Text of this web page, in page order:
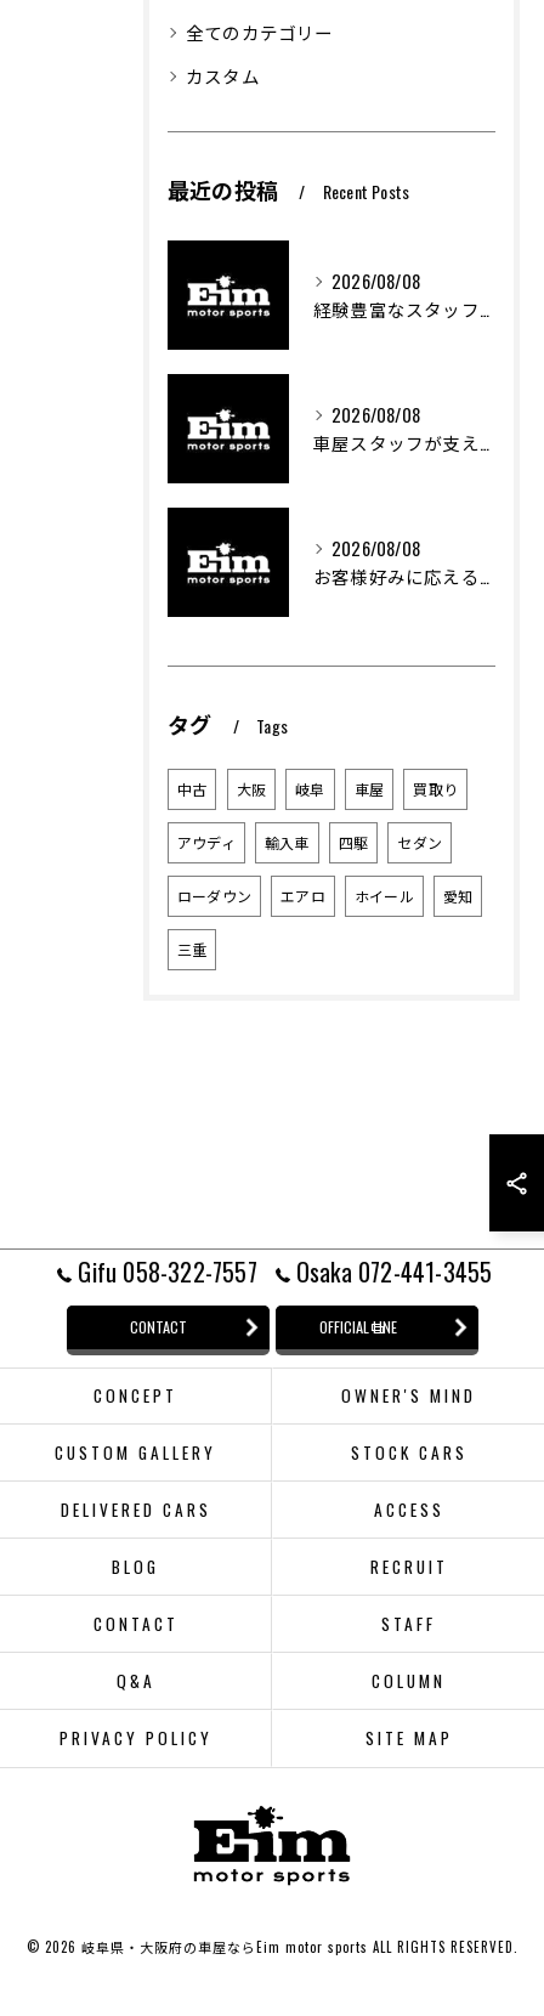
全てのカテゴリー
カスタム
最近の投稿 Recent Posts
2026/08/08
経験豊富なスタッフが創る車屋の魅力と技術
2026/08/08
車屋スタッフが支える車両カスタムの魅力と技術進化
2026/08/08
お客様好みに応える中古車選びのポイント
タグ Tags
中古 大阪 岐阜 車屋 買取り
アウディ 輸入車 四駆 セダン
ローダウン エアロ ホイール 愛知
三重
Gifu 058-322-7557 Osaka 072-441-3455
CONTACT OFFICIAL LINE
CONCEPT OWNER'S MIND
CUSTOM GALLERY STOCK CARS
DELIVERED CARS ACCESS
BLOG RECRUIT
CONTACT STAFF
Q&A COLUMN
PRIVACY POLICY SITE MAP
© 2026 岐阜県・大阪府の車屋ならEim motor sports ALL RIGHTS RESERVED.